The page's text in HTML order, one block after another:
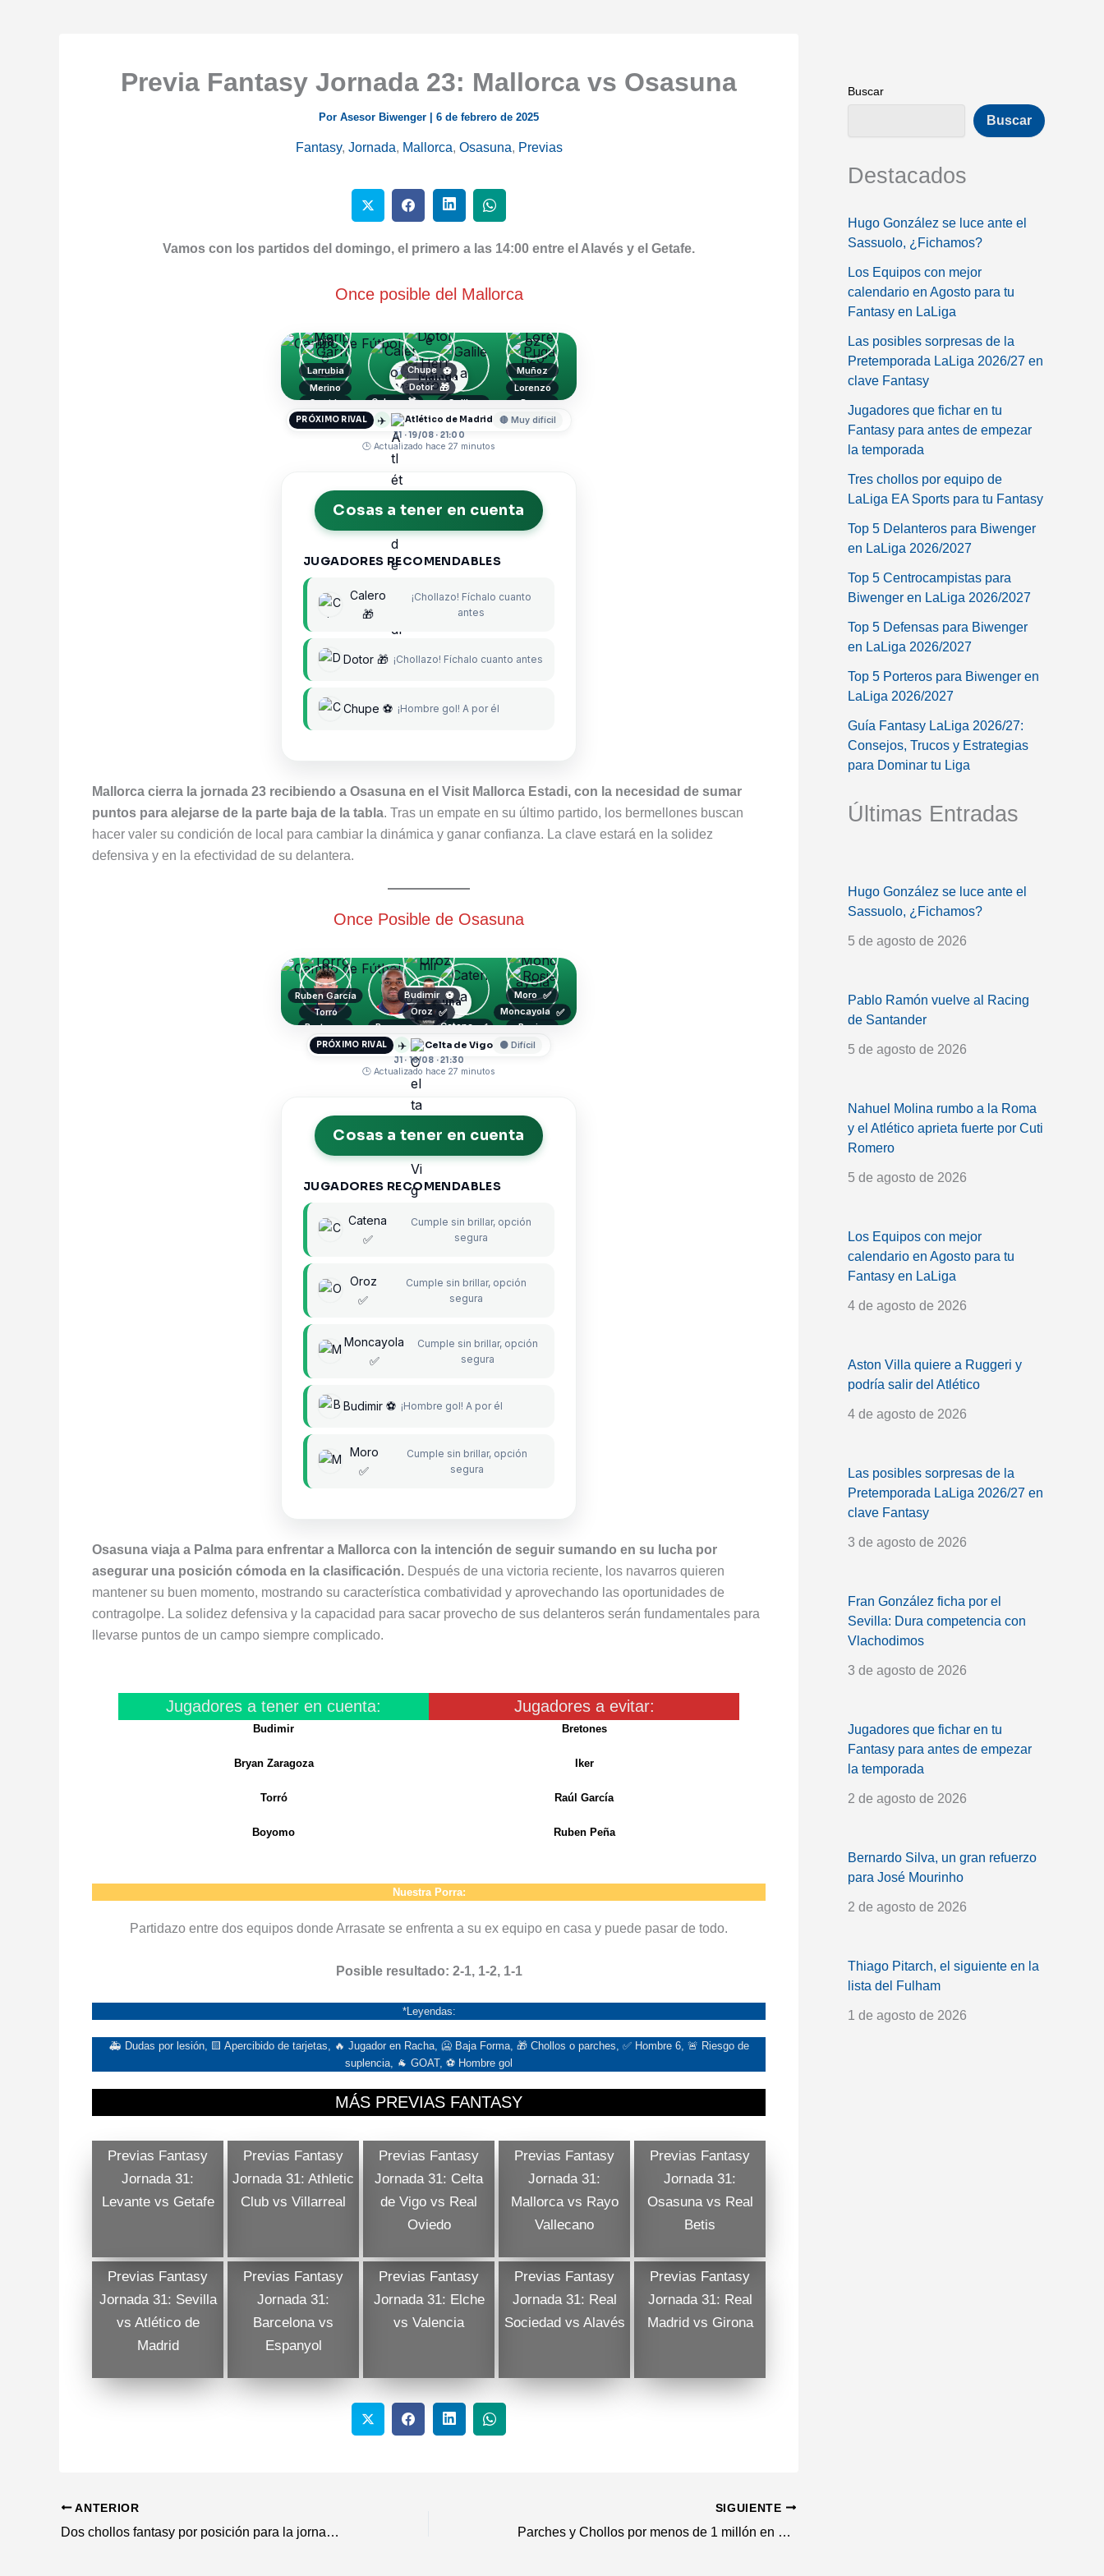
Previa Fantasy Jornada 23: Mallorca vs Osasuna
Por Asesor Biwenger 6 de febrero de 2025
Fantasy, Jornada, Mallorca, Osasuna, Previas
Vamos con los partidos del domingo, el primero a las 14:00 entre el Alavés y el Getafe.
Once posible del Mallorca
Herrero
Garrido Calero 🎁 Galilea Puga
Merino Dotor 🎁 Lorenzo
Larrubia Chupe ⚽ Muñoz
Málaga
PRÓXIMO RIVAL ✈️ Atlético de Madrid 🔴 Muy difícil
J1 · 19/08 · 21:00
🕒 Actualizado hace 27 minutos
Cosas a tener en cuenta
JUGADORES RECOMENDABLES
Calero
🎁
¡Chollazo! Fíchalo cuanto
antes
Dotor 🎁 ¡Chollazo! Fíchalo cuanto antes
Chupe ⚽ ¡Hombre gol! A por él
Mallorca cierra la jornada 23 recibiendo a Osasuna en el Visit Mallorca Estadi, con la necesidad de sumar
puntos para alejarse de la parte baja de la tabla. Tras un empate en su último partido, los bermellones buscan
hacer valer su condición de local para cambiar la dinámica y ganar confianza. La clave estará en la solidez
defensiva y en la efectividad de su delantera.
Once Posible de Osasuna
Sergio Herrera
Bretones Boyomo Catena ✅ Rosier
Torró Oroz ✅ Moncayola ✅
Ruben García Budimir ⚽ Moro ✅
Osasuna
PRÓXIMO RIVAL ✈️ Celta de Vigo 🟠 Difícil
J1 · 16/08 · 21:30
🕒 Actualizado hace 27 minutos
Cosas a tener en cuenta
JUGADORES RECOMENDABLES
Catena
✅
Cumple sin brillar, opción
segura
Oroz
✅
Cumple sin brillar, opción
segura
Moncayola
✅
Cumple sin brillar, opción
segura
Budimir ⚽ ¡Hombre gol! A por él
Moro
✅
Cumple sin brillar, opción
segura
Osasuna viaja a Palma para enfrentar a Mallorca con la intención de seguir sumando en su lucha por
asegurar una posición cómoda en la clasificación. Después de una victoria reciente, los navarros quieren
mantener su buen momento, mostrando su característica combatividad y aprovechando las oportunidades de
contragolpe. La solidez defensiva y la capacidad para sacar provecho de sus delanteros serán fundamentales para
llevarse puntos de un campo siempre complicado.
Jugadores a tener en cuenta:
Budimir
Bryan Zaragoza
Torró
Boyomo
Jugadores a evitar:
Bretones
Iker
Raúl García
Ruben Peña
Nuestra Porra:
Partidazo entre dos equipos donde Arrasate se enfrenta a su ex equipo en casa y puede pasar de todo.
Posible resultado: 2-1, 1-2, 1-1
*Leyendas:
🚑 Dudas por lesión, 🟨 Apercibido de tarjetas, 🔥 Jugador en Racha, 🥶 Baja Forma, 🎁 Chollos o parches, ✅ Hombre 6, 🚨 Riesgo de
suplencia, 🐐 GOAT, ⚽ Hombre gol
MÁS PREVIAS FANTASY
Previas Fantasy
Jornada 31:
Levante vs Getafe
Previas Fantasy
Jornada 31: Athletic
Club vs Villarreal
Previas Fantasy
Jornada 31: Celta
de Vigo vs Real
Oviedo
Previas Fantasy
Jornada 31:
Mallorca vs Rayo
Vallecano
Previas Fantasy
Jornada 31:
Osasuna vs Real
Betis
Previas Fantasy
Jornada 31: Sevilla
vs Atlético de
Madrid
Previas Fantasy
Jornada 31:
Barcelona vs
Espanyol
Previas Fantasy
Jornada 31: Elche
vs Valencia
Previas Fantasy
Jornada 31: Real
Sociedad vs Alavés
Previas Fantasy
Jornada 31: Real
Madrid vs Girona
ANTERIOR
Dos chollos fantasy por posición para la jornada 23
SIGUIENTE
Parches y Chollos por menos de 1 millón en Biwenger Jornada 23
Buscar
Buscar
Destacados
Hugo González se luce ante el
Sassuolo, ¿Fichamos?
Los Equipos con mejor
calendario en Agosto para tu
Fantasy en LaLiga
Las posibles sorpresas de la
Pretemporada LaLiga 2026/27 en
clave Fantasy
Jugadores que fichar en tu
Fantasy para antes de empezar
la temporada
Tres chollos por equipo de
LaLiga EA Sports para tu Fantasy
Top 5 Delanteros para Biwenger
en LaLiga 2026/2027
Top 5 Centrocampistas para
Biwenger en LaLiga 2026/2027
Top 5 Defensas para Biwenger
en LaLiga 2026/2027
Top 5 Porteros para Biwenger en
LaLiga 2026/2027
Guía Fantasy LaLiga 2026/27:
Consejos, Trucos y Estrategias
para Dominar tu Liga
Últimas Entradas
Hugo González se luce ante el
Sassuolo, ¿Fichamos?
5 de agosto de 2026
Pablo Ramón vuelve al Racing
de Santander
5 de agosto de 2026
Nahuel Molina rumbo a la Roma
y el Atlético aprieta fuerte por Cuti
Romero
5 de agosto de 2026
Los Equipos con mejor
calendario en Agosto para tu
Fantasy en LaLiga
4 de agosto de 2026
Aston Villa quiere a Ruggeri y
podría salir del Atlético
4 de agosto de 2026
Las posibles sorpresas de la
Pretemporada LaLiga 2026/27 en
clave Fantasy
3 de agosto de 2026
Fran González ficha por el
Sevilla: Dura competencia con
Vlachodimos
3 de agosto de 2026
Jugadores que fichar en tu
Fantasy para antes de empezar
la temporada
2 de agosto de 2026
Bernardo Silva, un gran refuerzo
para José Mourinho
2 de agosto de 2026
Thiago Pitarch, el siguiente en la
lista del Fulham
1 de agosto de 2026